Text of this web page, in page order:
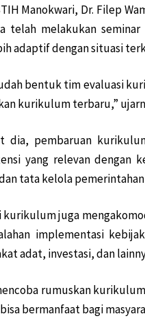
Manokwari, Dr. Filep
telah melakukan
adaptif dengan situasi
bentuk tim evaluasi
kurikulum terbaru,”
dia, pembaruan
yang relevan dengan
tata kelola
kurikulum juga
implementasi
adat, investasi, dan
rumuskan
bermanfaat bagi